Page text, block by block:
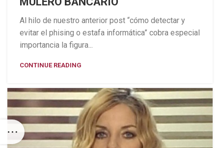
Al hilo de nuestro anterior post “cómo detectar y
evitar el phising o estafa informática” cobra especial
importancia la figura...
CONTINUE READING